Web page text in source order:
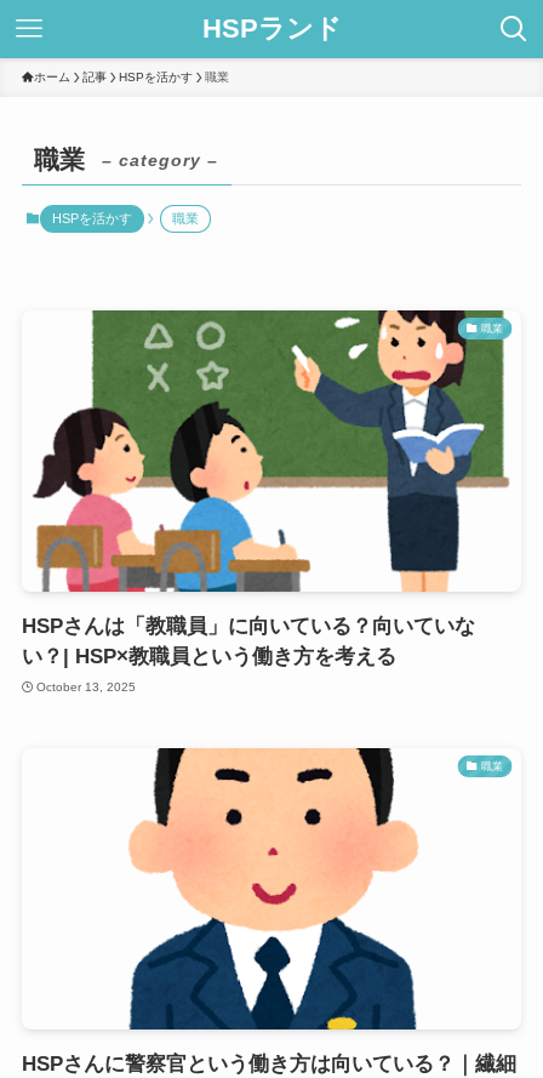
HSPランド
ホーム 記事 HSPを活かす 職業
職業 – category –
HSPを活かす 職業
職業
HSPさんは「教職員」に向いている？向いていな
い？| HSP×教職員という働き方を考える
October 13, 2025
職業
HSPさんに警察官という働き方は向いている？｜繊細